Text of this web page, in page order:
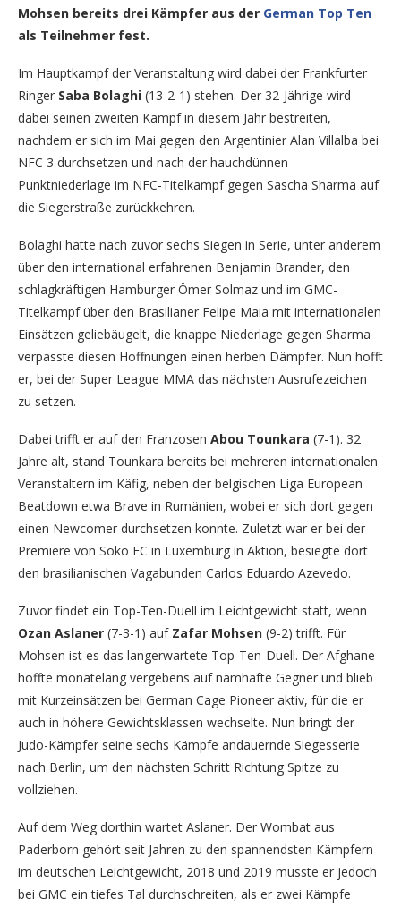
Mohsen bereits drei Kämpfer aus der German Top Ten
als Teilnehmer fest.
Im Hauptkampf der Veranstaltung wird dabei der Frankfurter
Ringer Saba Bolaghi (13-2-1) stehen. Der 32-Jährige wird
dabei seinen zweiten Kampf in diesem Jahr bestreiten,
nachdem er sich im Mai gegen den Argentinier Alan Villalba bei
NFC 3 durchsetzen und nach der hauchdünnen
Punktniederlage im NFC-Titelkampf gegen Sascha Sharma auf
die Siegerstraße zurückkehren.
Bolaghi hatte nach zuvor sechs Siegen in Serie, unter anderem
über den international erfahrenen Benjamin Brander, den
schlagkräftigen Hamburger Ömer Solmaz und im GMC-
Titelkampf über den Brasilianer Felipe Maia mit internationalen
Einsätzen geliebäugelt, die knappe Niederlage gegen Sharma
verpasste diesen Hoffnungen einen herben Dämpfer. Nun hofft
er, bei der Super League MMA das nächsten Ausrufezeichen
zu setzen.
Dabei trifft er auf den Franzosen Abou Tounkara (7-1). 32
Jahre alt, stand Tounkara bereits bei mehreren internationalen
Veranstaltern im Käfig, neben der belgischen Liga European
Beatdown etwa Brave in Rumänien, wobei er sich dort gegen
einen Newcomer durchsetzen konnte. Zuletzt war er bei der
Premiere von Soko FC in Luxemburg in Aktion, besiegte dort
den brasilianischen Vagabunden Carlos Eduardo Azevedo.
Zuvor findet ein Top-Ten-Duell im Leichtgewicht statt, wenn
Ozan Aslaner (7-3-1) auf Zafar Mohsen (9-2) trifft. Für
Mohsen ist es das langerwartete Top-Ten-Duell. Der Afghane
hoffte monatelang vergebens auf namhafte Gegner und blieb
mit Kurzeinsätzen bei German Cage Pioneer aktiv, für die er
auch in höhere Gewichtsklassen wechselte. Nun bringt der
Judo-Kämpfer seine sechs Kämpfe andauernde Siegesserie
nach Berlin, um den nächsten Schritt Richtung Spitze zu
vollziehen.
Auf dem Weg dorthin wartet Aslaner. Der Wombat aus
Paderborn gehört seit Jahren zu den spannendsten Kämpfern
im deutschen Leichtgewicht, 2018 und 2019 musste er jedoch
bei GMC ein tiefes Tal durchschreiten, als er zwei Kämpfe